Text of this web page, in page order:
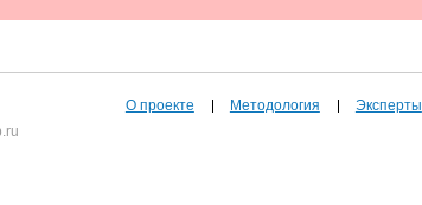
О проекте Методология Эксперты